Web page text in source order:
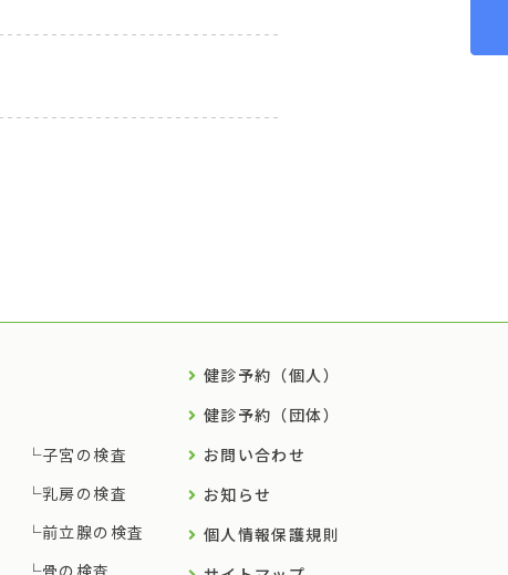
子宮の検査
乳房の検査
前立腺の検査
骨の検査
健診予約（個人）
健診予約（団体）
お問い合わせ
お知らせ
個人情報保護規則